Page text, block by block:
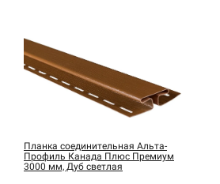
Планка соединительная Альта-
Профиль Канада Плюс Премиум
3000 мм, Дуб светлая